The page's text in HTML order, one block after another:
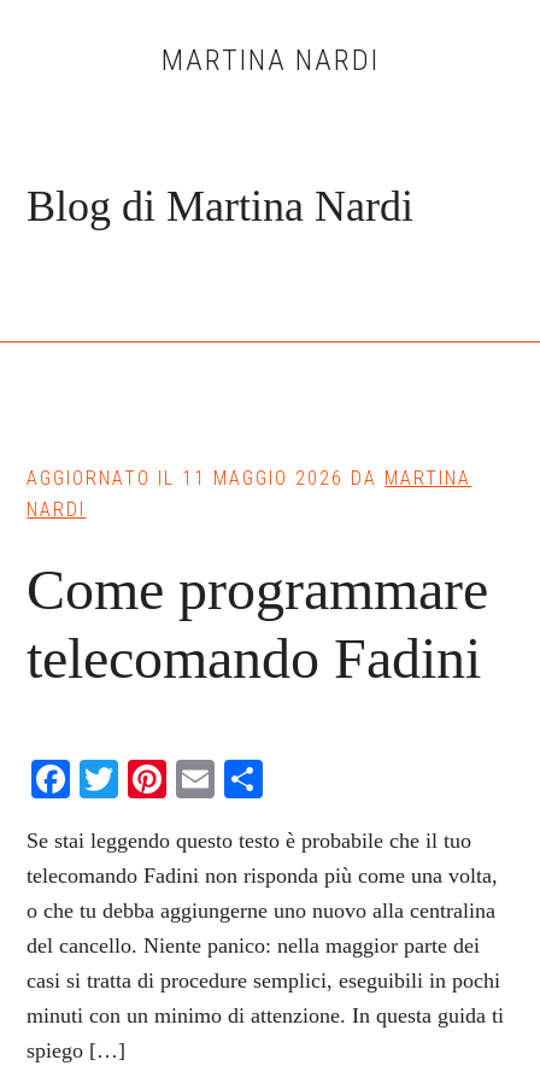
MARTINA NARDI
Blog di Martina Nardi
AGGIORNATO IL 11 MAGGIO 2026 DA MARTINA
NARDI
Come programmare
telecomando Fadini ​​
Facebook
TwitterPinterest
Email
Se stai leggendo questo testo è probabile che il tuo
telecomando Fadini non risponda più come una volta,
o che tu debba aggiungerne uno nuovo alla centralina
del cancello. Niente panico: nella maggior parte dei
casi si tratta di procedure semplici, eseguibili in pochi
minuti con un minimo di attenzione. In questa guida ti
spiego […]